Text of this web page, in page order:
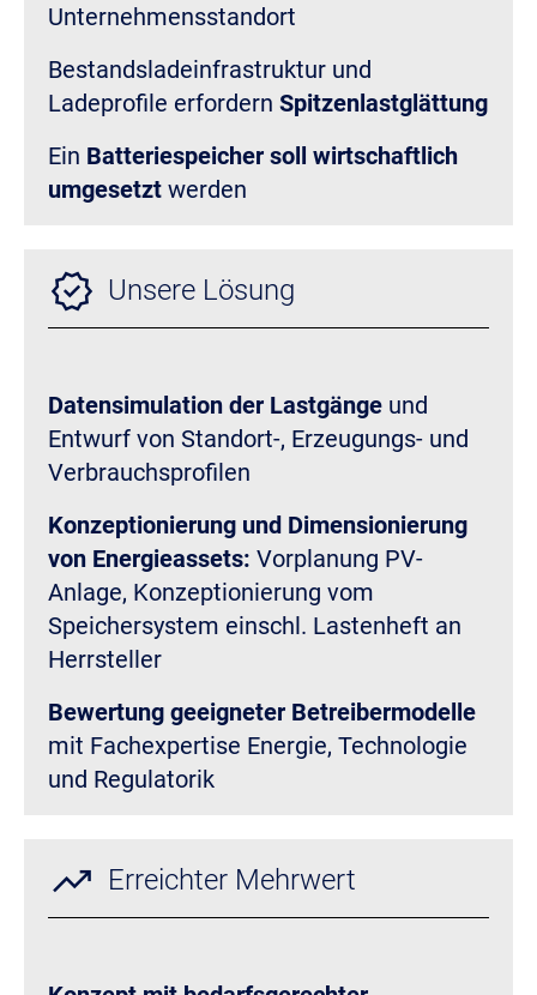
Unternehmensstandort
Bestandsladeinfrastruktur und
Ladeprofile erfordern Spitzenlastglättung
Ein Batteriespeicher soll wirtschaftlich
umgesetzt werden
verified Unsere Lösung
Datensimulation der Lastgänge und
Entwurf von Standort-, Erzeugungs- und
Verbrauchsprofilen
Konzeptionierung und Dimensionierung
von Energieassets: Vorplanung PV-
Anlage, Konzeptionierung vom
Speichersystem einschl. Lastenheft an
Herrsteller
Bewertung geeigneter Betreibermodelle
mit Fachexpertise Energie, Technologie
und Regulatorik
trending_up Erreichter Mehrwert